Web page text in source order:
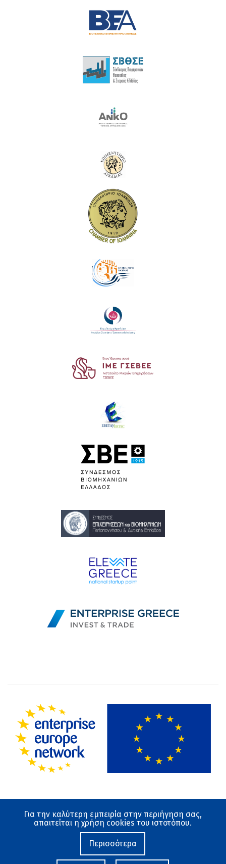
Όροι χρήσης
Προστασία Δεδομένων
Ο ιστότοπος αναπτύχθηκε από το Εθνικό Κέντρο
Τεκμηρίωσης και Ηλεκτρονικού Περιεχομένου 2019-
2026
Για την καλύτερη εμπειρία στην περιήγηση σας,
απαιτείται η χρήση cookies του ιστοτόπου.
Περισσότερα